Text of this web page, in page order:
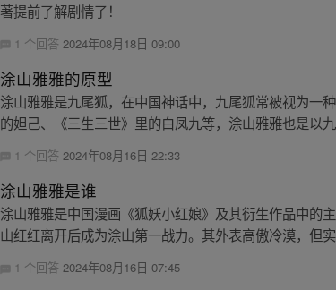
著提前了解剧情了！
1 个回答 2024年08月18日 09:00
涂山雅雅的原型
涂山雅雅是九尾狐，在中国神话中，九尾狐常被视为一
的妲己、《三生三世》里的白凤九等，涂山雅雅也是以
1 个回答 2024年08月16日 22:33
涂山雅雅是谁
涂山雅雅是中国漫画《狐妖小红娘》及其衍生作品中的
山红红离开后成为涂山第一战力。其外表高傲冷漠，但
1 个回答2024年08月16日 07:45